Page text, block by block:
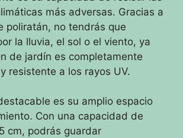
más adversas. Gracias a
poliratán, no tendrás que
la lluvia, el sol o el viento, ya
de jardín es completamente
resistente a los rayos UV.
es su amplio espacio
Con una capacidad de
cm, podrás guardar